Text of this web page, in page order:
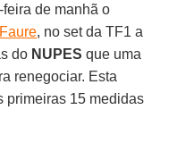
feira de manhã o
, no set da TF1 a
do NUPES que uma
renegociar. Esta
primeiras 15 medidas